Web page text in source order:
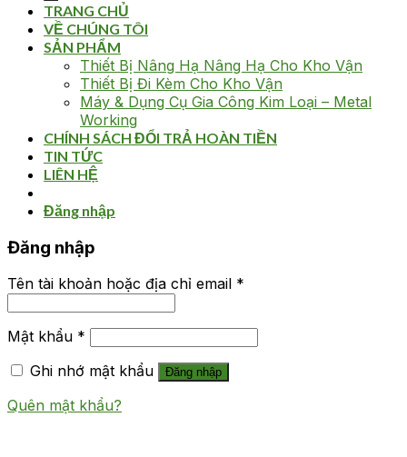
TRANG CHỦ
VỀ CHÚNG TÔI
SẢN PHẨM
Thiết Bị Nâng Hạ Nâng Hạ Cho Kho Vận
Thiết Bị Đi Kèm Cho Kho Vận
Máy & Dụng Cụ Gia Công Kim Loại – Metal
Working
CHÍNH SÁCH ĐỔI TRẢ HOÀN TIỀN
TIN TỨC
LIÊN HỆ
Đăng nhập
Đăng nhập
Tên tài khoản hoặc địa chỉ email *
Mật khẩu *
Ghi nhớ mật khẩu
Đăng nhập
Quên mật khẩu?